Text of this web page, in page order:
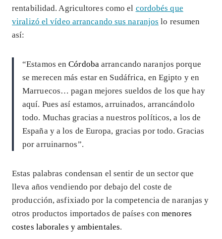
rentabilidad. Agricultores como el cordobés que
viralizó el vídeo arrancando sus naranjos lo resumen
así:
“Estamos enCórdobaarrancando naranjos porque
se merecen más estar en Sudáfrica, en Egipto y en
Marruecos… pagan mejores sueldos de los que hay
aquí. Pues así estamos, arruinados, arrancándolo
todo. Muchas gracias a nuestros políticos, a los de
España y a los de Europa, gracias por todo. Gracias
por arruinarnos”.
Estas palabras condensan el sentir de un sector que
lleva años vendiendo por debajo del coste de
producción, asfixiado por la competencia de naranjas y
otros productos importados de países conmenores
costes laborales y ambientales.